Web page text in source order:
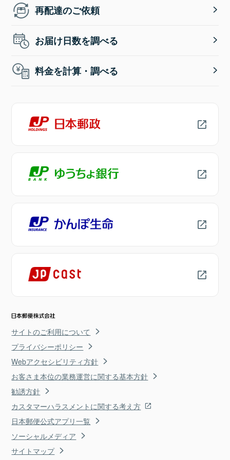
再配達のご依頼
お届け日数を調べる
料金を計算・調べる
サイトのご利用について
プライバシーポリシー
Webアクセシビリティ方針
お客さま本位の業務運営に関する基本方針
勧誘方針
カスタマーハラスメントに関する考え方
日本郵便公式アプリ一覧
ソーシャルメディア
サイトマップ